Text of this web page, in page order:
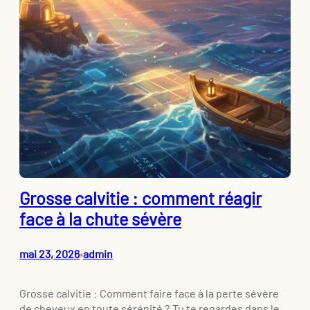
Grosse calvitie : comment réagir
face à la chute sévère
mai 23, 2026•admin
Grosse calvitie : Comment faire face à la perte sévère